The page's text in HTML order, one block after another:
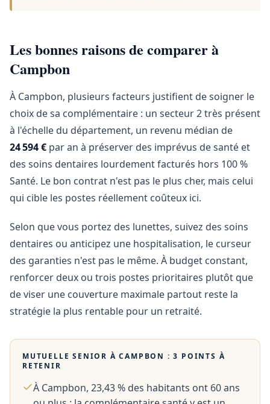
Les bonnes raisons de comparer à
Campbon
À Campbon, plusieurs facteurs justifient de soigner le
choix de sa complémentaire : un secteur 2 très présent
à l'échelle du département, un revenu médian de
24 594 € par an à préserver des imprévus de santé et
des soins dentaires lourdement facturés hors 100 %
Santé. Le bon contrat n'est pas le plus cher, mais celui
qui cible les postes réellement coûteux ici.
Selon que vous portez des lunettes, suivez des soins
dentaires ou anticipez une hospitalisation, le curseur
des garanties n'est pas le même. À budget constant,
renforcer deux ou trois postes prioritaires plutôt que
de viser une couverture maximale partout reste la
stratégie la plus rentable pour un retraité.
MUTUELLE SENIOR ÀCAMPBON : 3 POINTS À
RETENIR
À Campbon, 23,43 % des habitants ont 60 ans